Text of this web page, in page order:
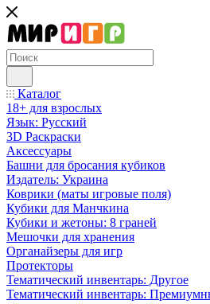
Каталог
18+ для взрослых
Язык: Русский
3D Раскраски
Аксессуары
Башни для бросания кубиков
Издатель: Украина
Коврики (маты игровые поля)
Кубики для Манчкина
Кубики и жетоны: 8 граней
Мешочки для хранения
Органайзеры для игр
Протекторы
Тематический инвентарь: Другое
Тематический инвентарь: